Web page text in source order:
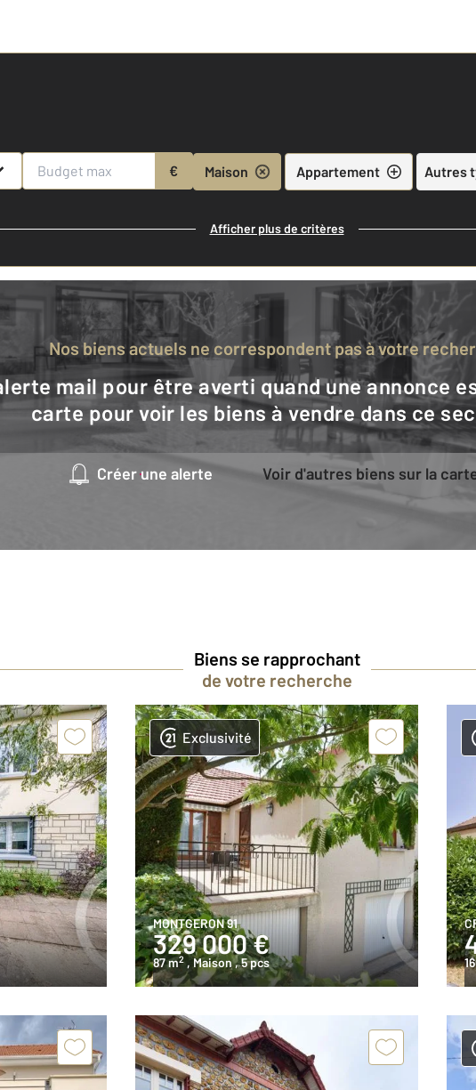
€ Maison Appartement Autres
Afficher plus de critères
Nos biens actuels ne correspondent pas à votre
carte pour voir les biens à vendre dans ce
Créer une alerte Voir d'autres biens sur la
Biens se rapprochant
de votre recherche
Exclusivité
MONTGERON 91
329 000 €
87 m2 , Maison, 5 pcs